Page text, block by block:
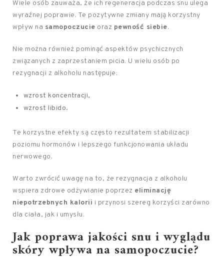
Wiele osób zauważa, że ich regeneracja podczas snu ulega
wyraźnej poprawie. Te pozytywne zmiany mają korzystny
wpływ na samopoczucie oraz pewność siebie.
Nie można również pominąć aspektów psychicznych
związanych z zaprzestaniem picia. U wielu osób po
rezygnacji z alkoholu następuje:
wzrost koncentracji,
wzrost libido.
Te korzystne efekty są często rezultatem stabilizacji
poziomu hormonów i lepszego funkcjonowania układu
nerwowego.
Warto zwrócić uwagę na to, że rezygnacja z alkoholu
wspiera zdrowe odżywianie poprzez eliminację
niepotrzebnych kalorii i przynosi szereg korzyści zarówno
dla ciała, jak i umysłu.
Jak poprawa jakości snu i wyglądu
skóry wpływa na samopoczucie?